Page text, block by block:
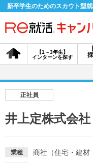
新卒学生のためのスカウト型
【1～3年生】
インターンを探す
会員登録
採用情報を探す
正社員
井上定株式会社
業種 商社（住宅・建材